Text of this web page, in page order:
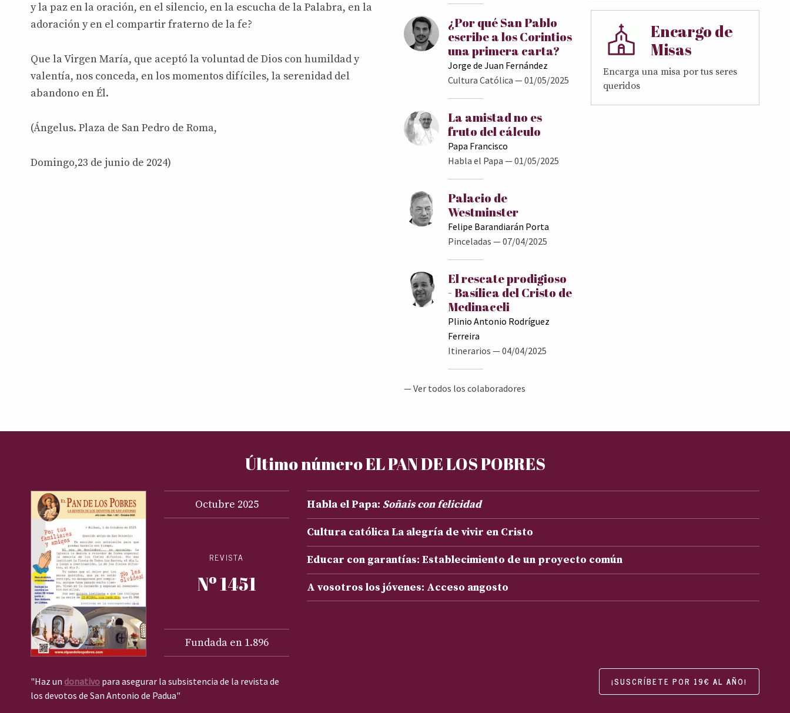
y la paz en la oración, en el silencio, en la escucha de la Palabra, en la
adoración y en el compartir fraterno de la fe?
Que la Virgen María, que aceptó la voluntad de Dios con humildad y
valentía, nos conceda, en los momentos difíciles, la serenidad del
abandono en Él.
(Ángelus. Plaza de San Pedro de Roma,
Domingo,23 de junio de 2024)
¿Por qué San Pablo
escribe a los Corintios
una primera carta?
Jorge de Juan Fernández
Cultura Católica — 01/05/2025
La amistad no es
fruto del cálculo
Papa Francisco
Habla el Papa — 01/05/2025
Palacio de
Westminster
Felipe Barandiarán Porta
Pinceladas — 07/04/2025
El rescate prodigioso
- Basílica del Cristo de
Medinaceli
Plinio Antonio Rodríguez
Ferreira
Itinerarios — 04/04/2025
— Ver todos los colaboradores
Encargo de
Misas
Encarga una misa por tus seres
queridos
Último número EL PAN DE LOS POBRES
Octubre 2025
REVISTA
Nº 1451
Fundada en 1.896
Habla el Papa: Soñais con felicidad
Cultura católica La alegría de vivir en Cristo
Educar con garantías: Establecimiento de un proyecto común
A vosotros los jóvenes: Acceso angosto
"Haz un donativo para asegurar la subsistencia de la revista de
los devotos de San Antonio de Padua"
¡SUSCRÍBETE POR 19€ AL AÑO!